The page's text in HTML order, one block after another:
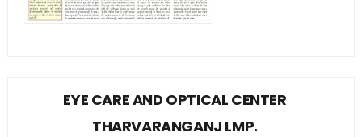
EYE CARE AND OPTICAL CENTER
THARVARANGANJ LMP.